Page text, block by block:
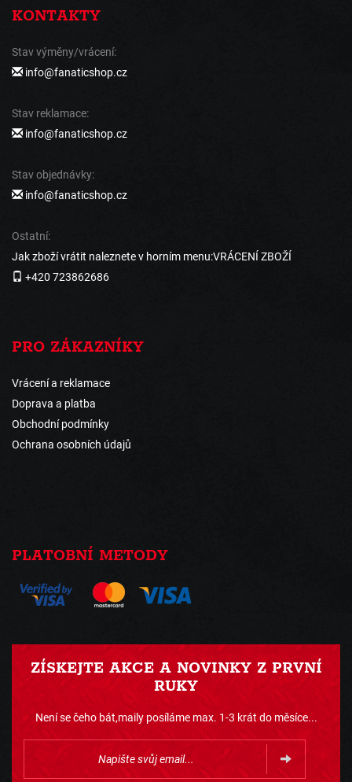
KONTAKTY
Stav výměny/vrácení:
info@fanaticshop.cz
Stav reklamace:
info@fanaticshop.cz
Stav objednávky:
info@fanaticshop.cz
Ostatní:
Jak zboží vrátit naleznete v horním menu:VRÁCENÍ ZBOŽÍ
+420 723862686
PRO ZÁKAZNÍKY
Vrácení a reklamace
Doprava a platba
Obchodní podmínky
Ochrana osobních údajů
PLATOBNÍ METODY
ZÍSKEJTE AKCE A NOVINKY Z PRVNÍ
RUKY
Není se čeho bát,maily posíláme max. 1-3 krát do měsíce...